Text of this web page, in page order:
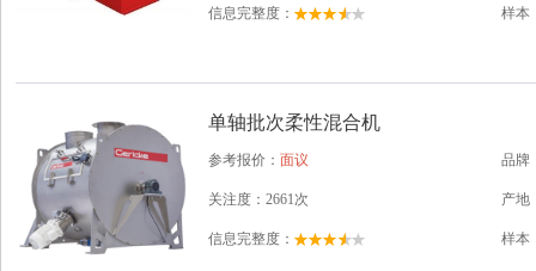
信息完整度： 样本
单轴批次柔性混合机
参考报价： 面议 品牌
关注度：2661次 产地
信息完整度： 样本